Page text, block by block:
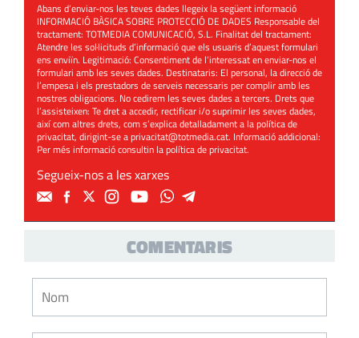
Abans d’enviar-nos les teves dades llegeix la següent informació
INFORMACIÓ BÀSICA SOBRE PROTECCIÓ DE DADES Responsable del
tractament: TOTMEDIA COMUNICACIÓ, S.L. Finalitat del tractament:
Atendre les sol·licituds d’informació que els usuaris d’aquest formulari
ens enviïn. Legitimació: Consentiment de l’interessat en enviar-nos el
formulari amb les seves dades. Destinataris: El personal, la direcció de
l’empesa i els prestadors de serveis necessaris per complir amb les
nostres obligacions. No cedirem les seves dades a tercers. Drets que
l’assisteixen: Te dret a accedir, rectificar i/o suprimir les seves dades,
així com altres drets, com s’explica detalladament a la política de
privacitat, dirigint-se aprivacitat@totmedia.cat. Informació addicional:
Per més informació consultin lapolítica de privacitat.
Segueix-nos a les xarxes
COMENTARIS